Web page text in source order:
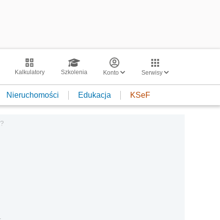
Kalkulatory Szkolenia Konto Serwisy
Nieruchomości Edukacja KSeF